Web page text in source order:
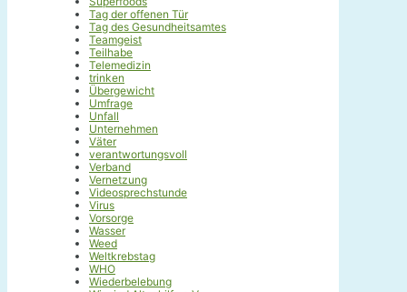
Tag der offenen Tür
Tag des Gesundheitsamtes
Teamgeist
Teilhabe
Telemedizin
trinken
Übergewicht
Umfrage
Unfall
Unternehmen
Väter
verantwortungsvoll
Verband
Vernetzung
Videosprechstunde
Virus
Vorsorge
Wasser
Weed
Weltkrebstag
WHO
Wiederbelebung